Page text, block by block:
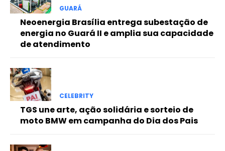
Donec quis est ac felis
Orci varius natoque dolor
Pro
Full member access:
Etiam est nibh, lobortis sit
Ut mollis pellentesque tortor
GUARÁ
Neoenergia Brasília entrega subestação de
energia no Guará II e amplia sua capacidade
de atendimento
CELEBRITY
TGS une arte, ação solidária e sorteio de
moto BMW em campanha do Dia dos Pais